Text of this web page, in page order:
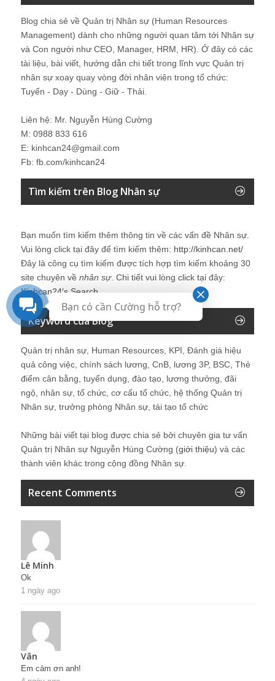
Blog chia sẻ về Quản trị Nhân sự (Human Resources
Management) dành cho những người quan tâm tới Nhân sự
và Con người như CEO, Manager, HRM, HR). Ở đây có các
tài liệu, bài viết, hướng dẫn chi tiết trong lĩnh vực Quản trị
nhân sự xoay quay vòng đời nhân viên trong tổ chức:
Tuyển - Dạy - Dùng - Giữ - Thải.
Liên hệ: Mr. Nguyễn Hùng Cường
M: 0988 833 616
E: kinhcan24@gmail.com
Fb: fb.com/kinhcan24
Tìm kiếm trên Blog Nhân sự
Bạn muốn tìm kiếm thêm thông tin về các vấn đề Nhân sự
Vui lòng click tại đây để tìm kiếm thêm: http://kinhcan.net/
Đây là công cụ tìm kiếm được tích hợp tìm kiếm khoảng 30
site chuyên về nhân sự. Chi tiết vui lòng click tại đây:
Kinhcan24′s Search
Keyword của Blog
Quản trị nhân sự, Human Resources, KPI, Đánh giá hiệu
quả công việc, chính sách lương, CnB, lương 3P, BSC, Thẻ
điểm cân bằng, tuyển dụng, đào tạo, lương thưởng, đãi
ngộ, nhân sự, tổ chức, cơ cấu tổ chức, hệ thống Quản trị
Nhân sự, trưởng phòng Nhân sự, tái tạo tổ chức
Những bài viết tại blog được chia sẻ bởi chuyên gia tư vấn
Quản trị Nhân sự Nguyễn Hùng Cường (giới thiệu) và các
thành viên khác trong cộng đồng Nhân sự.
Recent Comments
Lê Minh
Ok
1 ngày ago
Vân
Em cảm ơn anh!
Bạn có cần Cường hỗ trợ?